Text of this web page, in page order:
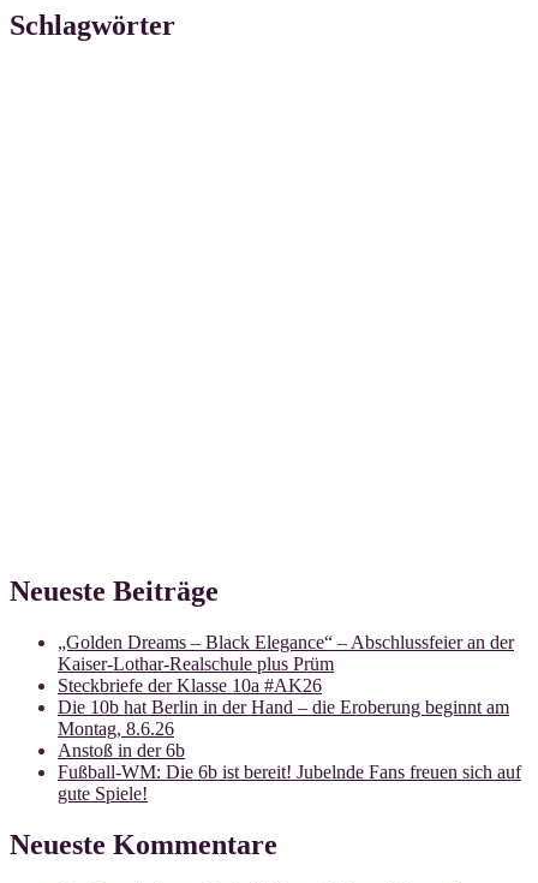
Schlagwörter
Neueste Beiträge
„Golden Dreams – Black Elegance“ – Abschlussfeier an der
Kaiser-Lothar-Realschule plus Prüm
Steckbriefe der Klasse 10a #AK26
Die 10b hat Berlin in der Hand – die Eroberung beginnt am
Montag, 8.6.26
Anstoß in der 6b
Fußball-WM: Die 6b ist bereit! Jubelnde Fans freuen sich auf
gute Spiele!
Neueste Kommentare